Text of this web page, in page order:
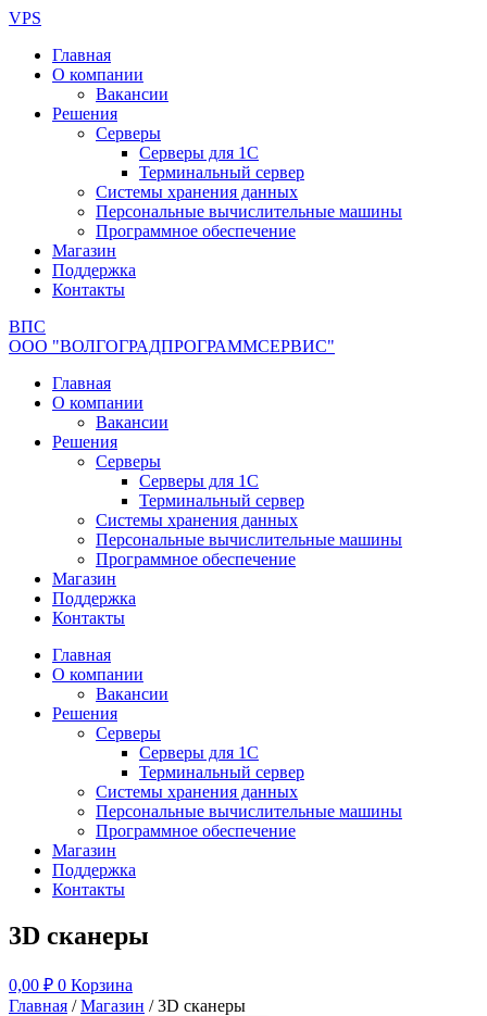
Перейти
содержимому
VPS
Главная
О компании
Вакансии
Решения
Серверы
Серверы для 1С
Терминальный сервер
Системы хранения данных
Персональные вычислительные машины
Программное обеспечение
Магазин
Поддержка
Контакты
ВПС
ООО "ВОЛГОГРАДПРОГРАММСЕРВИС"
Главная
О компании
Вакансии
Решения
Серверы
Серверы для 1С
Терминальный сервер
Системы хранения данных
Персональные вычислительные машины
Программное обеспечение
Магазин
Поддержка
Контакты
Главная
О компании
Вакансии
Решения
Серверы
Серверы для 1С
Терминальный сервер
Системы хранения данных
Персональные вычислительные машины
Программное обеспечение
Магазин
Поддержка
Контакты
3D сканеры
0,00 ₽ 0 Корзина
Главная /Магазин / 3D сканеры